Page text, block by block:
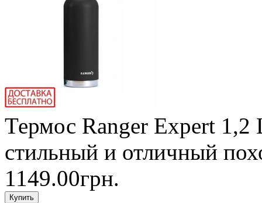
Термос Ranger Expert
стильный и отличный
1149.00грн.